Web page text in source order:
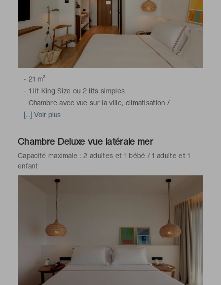
- 21 m²
- 1 lit King Size ou 2 lits simples
- Chambre avec vue sur la ville, climatisation /
chauffage, télévision à écran plat avec chaînes satellite,
-Salle de bains avec douche ou baignoire, toilettes,
toilette gratuits
[...] Voir plus
Chambre Deluxe vue latérale mer
Capacité maximale : 2 adultes et 1 bébé / 1 adulte et 1
enfant